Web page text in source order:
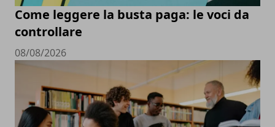
Come leggere la busta paga: le voci da
controllare
08/08/2026